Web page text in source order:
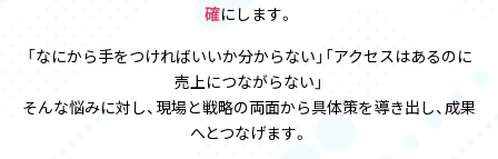
確にします。
「なにから手をつければいいか分からない」 「アクセスはあるのに
売上につながらない」
そんな悩みに対し、現場と戦略の両面から具体策を導き出し、成果
へとつなげます。